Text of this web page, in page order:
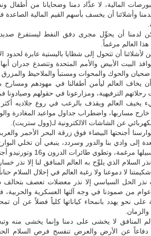
المالية، لا عدَّاد دمنا وضحايانا من أطفال
وأشلائنا أن يخسف بأسهم القيم المالية الصاعدة
لدمنا أن يحوِّل مجرى دفق النفط ليستفرغ
هذا العالم مرغماً.
لأشلائنا أن تتحول إلى شظايا باليستية عابرة
البيت الأبيض والأمم المتحدة وتتصدع جدران
والحوك والمحوات ومستبأ والملاحيظ
يخاف العالم ليأمن أطفالنا في مهودهم ومسارح
رحلاتهم الترفيهية، ومزارعونا في حقولهم
يخيف العالم ويقذف بالرعب في روع جلاديه
خارج مساربها، واضطراب جداول مواعيد المغادرة
الكهربائي عن الشاشات الالكترونية لـ(وول ستريت).
أجنحتها البيضاء فوق زرقة البحر الأحمر
إلى وادي بنا والدور وسردد، ينبغي أن تخلي
وتطوي طائرات الدرون و16 وتورنيدو أجنحتها مذمومة مدحورة عن سمائنا.
السلام الذي يلوِّح به العالم المنافق لنا إلا نذر
لا دموعنا ولا رغبة العالم في إحلال السلام
نذر الحل السياسي إلا نذر معضلات تعصف بتحالف
من صمودنا في وجه آلتها العسكرية والحربية،
على نحو يهدد بانمحاء كياناتها كلياً فضلاً عن أن
والزمان.
المنافق لا يخشى على دمنا وإنما يخشى منه
دفاعاً عن الأرض والعرض تنفسح فرص السلام